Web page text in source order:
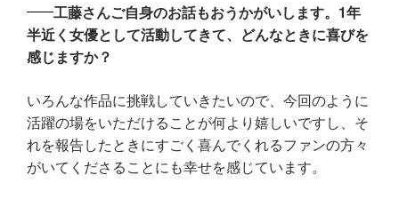
工藤さんご自身のお話もおうかがいします。1年
半近く女優として活動してきて、どんなときに喜びを
感じますか？
いろんな作品に挑戦していきたいので、今回のように
活躍の場をいただけることが何より嬉しいですし、そ
れを報告したときにすごく喜んでくれるファンの方々
がいてくださることにも幸せを感じています。